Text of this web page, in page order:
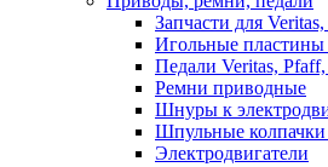
Запчасти для
Игольные пластины
Педали Veritas, Pfaff,
Ремни приводные
Шнуры к
Шпульные колпачки
Электродвигатели